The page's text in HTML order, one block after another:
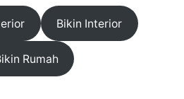
Bikin Interior
Rumah